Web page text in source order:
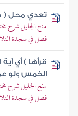
تعدي محل (
منح الجليل شرح
فصل في سجدة
قرأها ) أي
الخمس ولو
منح الجليل شرح
فصل في سجدة